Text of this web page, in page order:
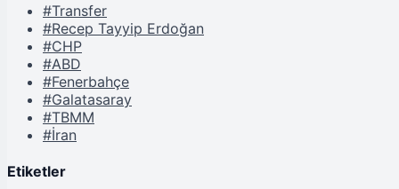
#Transfer
#Recep Tayyip Erdoğan
#CHP
#ABD
#Fenerbahçe
#Galatasaray
#TBMM
#İran
Etiketler